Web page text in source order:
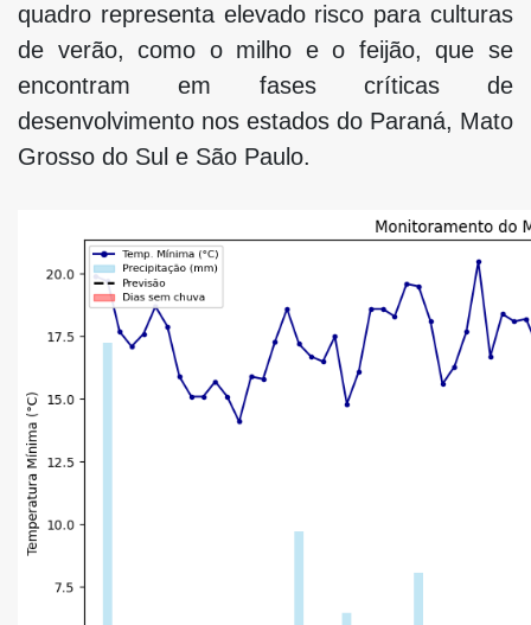
quadro representa elevado risco para culturas
de verão, como o milho e o feijão, que se
encontram em fases críticas de
desenvolvimento nos estados do Paraná, Mato
Grosso do Sul e São Paulo.